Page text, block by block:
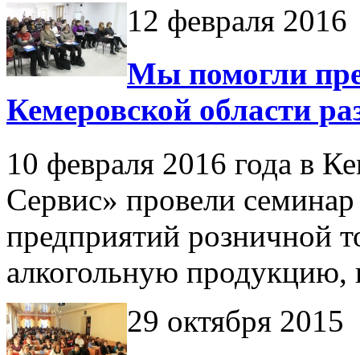
12 февраля 2016
Мы помогли
Кемеровской области
10 февраля 2016 года в
Сервис» провели
предприятий розничной
алкогольную
29 октября 2015